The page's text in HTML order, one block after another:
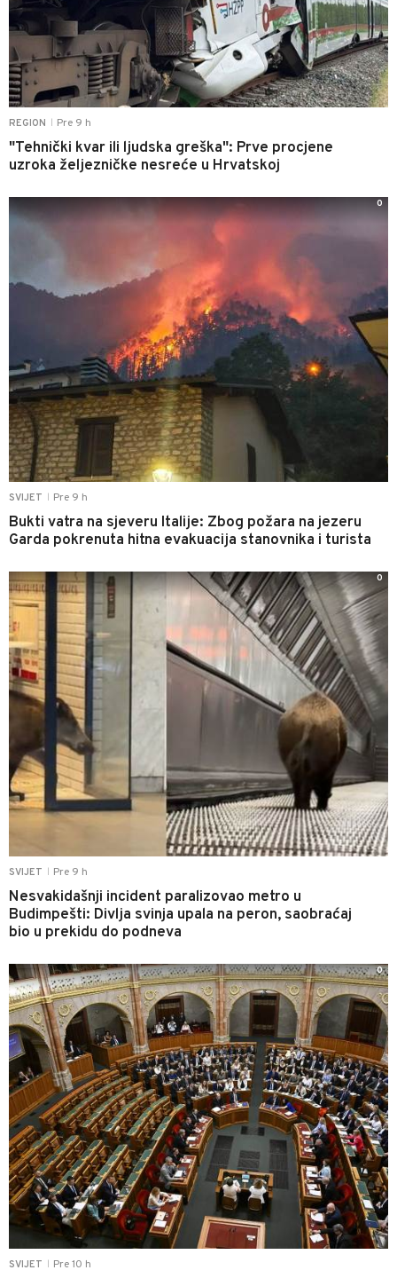
REGION Pre 9 h
"Tehnički kvar ili ljudska greška": Prve procjene
uzroka željezničke nesreće u Hrvatskoj
SVIJET Pre 9 h
Bukti vatra na sjeveru Italije: Zbog požara na jezeru
Garda pokrenuta hitna evakuacija stanovnika i turista
0
SVIJET Pre 9 h
Nesvakidašnji incident paralizovao metro u
Budimpešti: Divlja svinja upala na peron, saobraćaj
bio u prekidu do podneva
0
SVIJET Pre 10 h
0